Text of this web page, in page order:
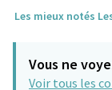
Les mieux notés
Vous ne
Voir tous les